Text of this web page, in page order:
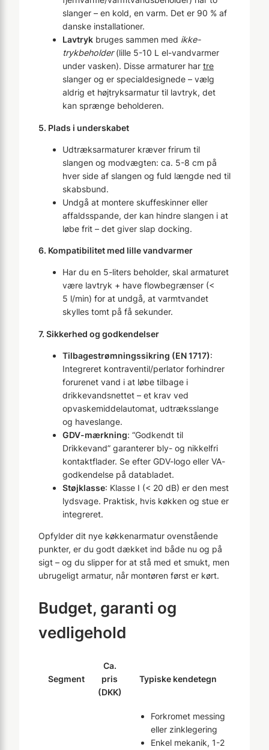
slanger – en kold, en varm. Det er 90 % af
danske installationer.
Lavtryk bruges sammen med ikke-
trykbeholder(lille 5-10 L el-vandvarmer
under vasken). Disse armaturer har tre
slanger og er specialdesignede – vælg
aldrig et højtryksarmatur til lavtryk, det
kan sprænge beholderen.
5. Plads i underskabet
Udtræksarmaturer kræver frirum til
slangen og modvægten: ca. 5-8 cm på
hver side af slangen og fuld længde ned til
skabsbund.
Undgå at montere skuffeskinner eller
affaldsspande, der kan hindre slangen i at
løbe frit – det giver slap docking.
6. Kompatibilitet med lille vandvarmer
Har du en 5-liters beholder, skal armaturet
være lavtryk + have flowbegrænser (<
5 l/min) for at undgå, at varmtvandet
skylles tomt på få sekunder.
7. Sikkerhed og godkendelser
Tilbagestrømningssikring (EN 1717):
Integreret kontraventil/perlator forhindrer
forurenet vand i at løbe tilbage i
drikkevandsnettet – et krav ved
opvaskemiddelautomat, udtræksslange
og haveslange.
GDV-mærkning: “Godkendt til
Drikkevand” garanterer bly- og nikkelfri
kontaktflader. Se efter GDV-logo eller VA-
godkendelse på databladet.
Støjklasse: Klasse I (< 20 dB) er den mest
lydsvage. Praktisk, hvis køkken og stue er
integreret.
Opfylder dit nye køkkenarmatur ovenstående
punkter, er du godt dækket ind både nu og på
sigt – og du slipper for at stå med et smukt, men
ubrugeligt armatur, når montøren først er kørt.
Budget, garanti og
vedligehold
Segment
Ca.
pris
(DKK)
Typiske kendetegn
Forkromet messing
eller zinklegering
Enkel mekanik, 1-2